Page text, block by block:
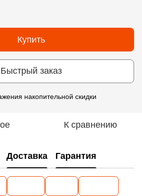
Купить
Быстрый заказ
накопительной скидки
К сравнению
Доставка Гарантия